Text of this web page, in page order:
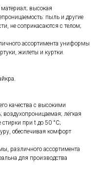
высокая
пыль и другие
не соприкасаются с телом;
ассортимента униформы
жилеты и куртки.
качества с высокими
лёгкая
при t до 50 °C;
обеспечивая комфорт
различного ассортимента
для производства